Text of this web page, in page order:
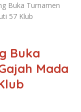
Buka Turnamen
57 Klub
Buka
Mada